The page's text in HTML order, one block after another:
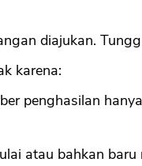
diajukan.
karena:
penghasilan
atau bahkan baru